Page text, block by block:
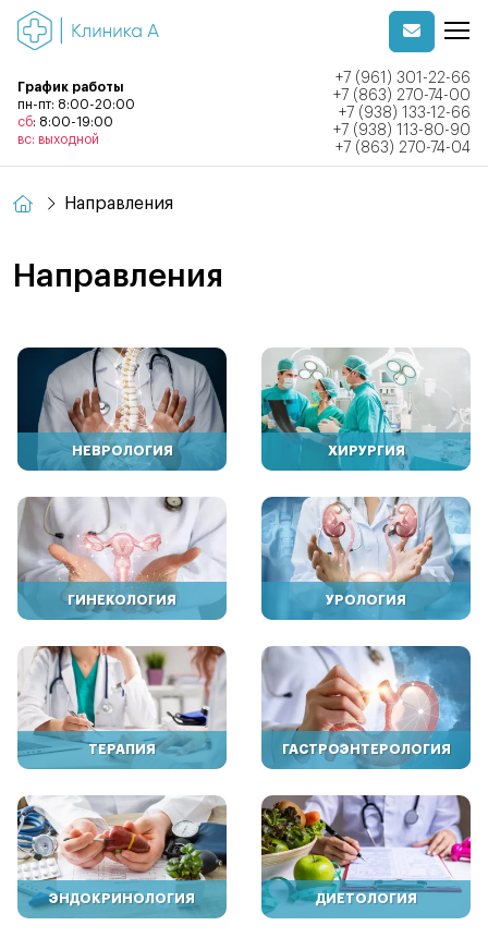
График работы
пн-пт: 8:00-20:00
сб: 8:00-19:00
вс: выходной
+7 (961) 301-22-66
+7 (863) 270-74-00
+7 (938) 133-12-66
+7 (938) 113-80-90
+7 (863) 270-74-04
Направления
Направления
НЕВРОЛОГИЯ ХИРУРГИЯ
ГИНЕКОЛОГИЯ УРОЛОГИЯ
ТЕРАПИЯ ГАСТРОЭНТЕРОЛОГИЯ
ЭНДОКРИНОЛОГИЯ ДИЕТОЛОГИЯ